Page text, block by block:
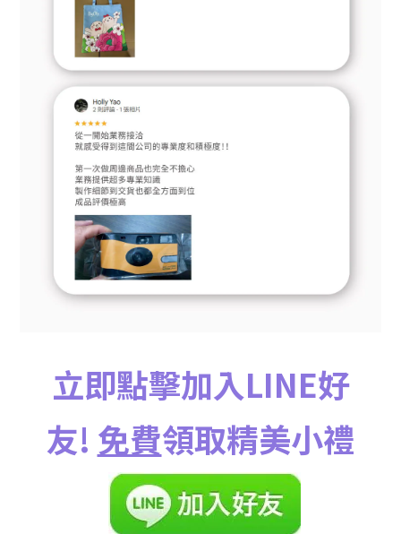
立即點擊加入LINE好
友! 免費領取精美小禮